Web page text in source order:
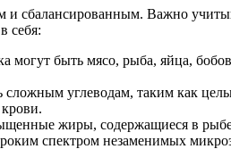
сбалансированным. Важно
себя:
быть мясо, рыба, яйца,
углеводам, таким как
жиры, содержащиеся в
спектром незаменимых